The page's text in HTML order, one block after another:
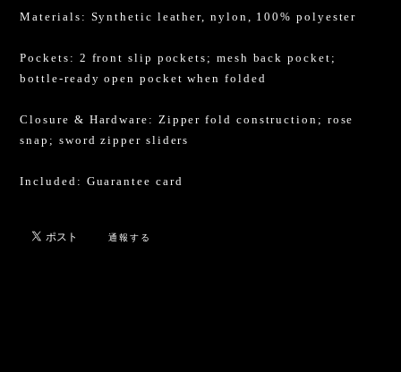
Materials: Synthetic leather, nylon, 100% polyester
Pockets: 2 front slip pockets; mesh back pocket;
bottle-ready open pocket when folded
Closure & Hardware: Zipper fold construction; rose
snap; sword zipper sliders
Included: Guarantee card
通報する